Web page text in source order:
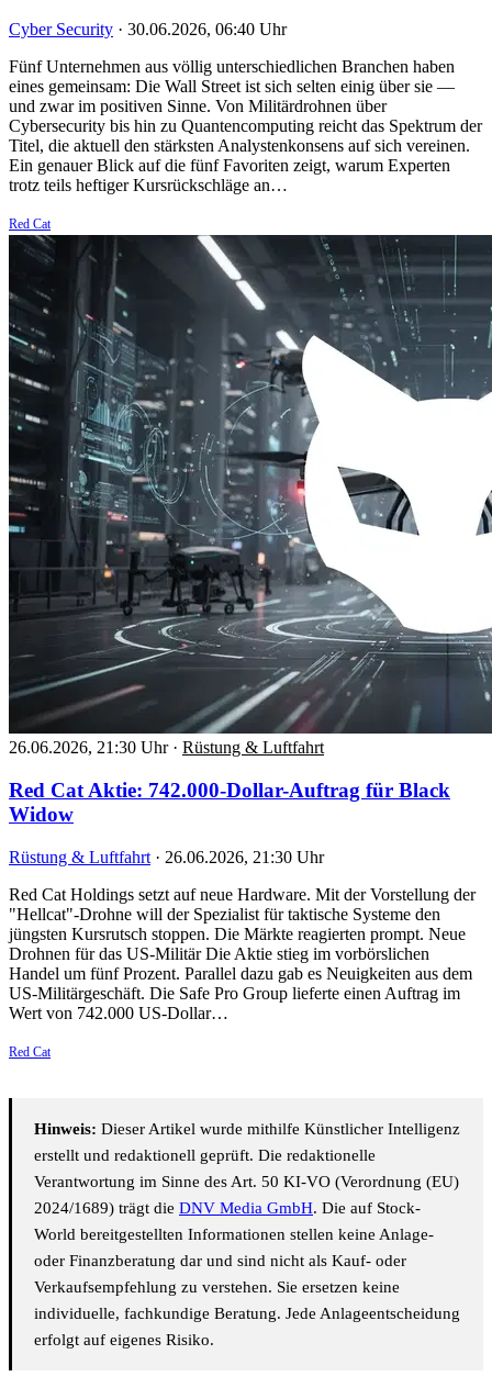
Cyber Security · 30.06.2026, 06:40 Uhr
Fünf Unternehmen aus völlig unterschiedlichen Branchen haben
eines gemeinsam: Die Wall Street ist sich selten einig über sie —
und zwar im positiven Sinne. Von Militärdrohnen über
Cybersecurity bis hin zu Quantencomputing reicht das Spektrum der
Titel, die aktuell den stärksten Analystenkonsens auf sich vereinen.
Ein genauer Blick auf die fünf Favoriten zeigt, warum Experten
trotz teils heftiger Kursrückschläge an…
Red Cat
26.06.2026, 21:30 Uhr · Rüstung & Luftfahrt
Red Cat Aktie: 742.000-Dollar-Auftrag für Black
Widow
Rüstung & Luftfahrt · 26.06.2026, 21:30 Uhr
Red Cat Holdings setzt auf neue Hardware. Mit der Vorstellung der
"Hellcat"-Drohne will der Spezialist für taktische Systeme den
jüngsten Kursrutsch stoppen. Die Märkte reagierten prompt. Neue
Drohnen für das US-Militär Die Aktie stieg im vorbörslichen
Handel um fünf Prozent. Parallel dazu gab es Neuigkeiten aus dem
US-Militärgeschäft. Die Safe Pro Group lieferte einen Auftrag im
Wert von 742.000 US-Dollar…
Red Cat
Hinweis: Dieser Artikel wurde mithilfe Künstlicher Intelligenz
erstellt und redaktionell geprüft. Die redaktionelle
Verantwortung im Sinne des Art. 50 KI-VO (Verordnung (EU)
2024/1689) trägt die DNV Media GmbH. Die auf Stock-
World bereitgestellten Informationen stellen keine Anlage-
oder Finanzberatung dar und sind nicht als Kauf- oder
Verkaufsempfehlung zu verstehen. Sie ersetzen keine
individuelle, fachkundige Beratung. Jede Anlageentscheidung
erfolgt auf eigenes Risiko.